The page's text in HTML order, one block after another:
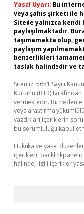
Yasal Uyarı: Bu
veya şahıs şirketi ile
Sitede yalnızca kendi
paylaşılmaktadır.
taşımamakta olup,
paylaşım
benzerlikleri
taslak halindedir ve
Sitemiz, 5651 Sayılı
Kurumu (BTK)
vermektedir. Bu
veya araştırma
yazdıkları içeriklerin
bu sorumluluğu kabul
Hukuka ve yasal
içerikleri,
halinde, ilgili içerikler